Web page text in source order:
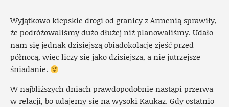
Wyjątkowo kiepskie drogi od granicy z Armenią sprawiły,
że podróżowaliśmy dużo dłużej niż planowaliśmy. Udało
nam się jednak dzisiejszą obiadokolację zjeść przed
północą, więc liczy się jako dzisiejsza, a nie jutrzejsze
śniadanie.
W najbliższych dniach prawdopodobnie nastąpi przerwa
w relacji, bo udajemy się na wysoki Kaukaz. Gdy ostatnio